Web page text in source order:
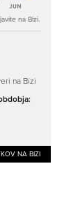
na Bizi.
na Bizi
NA BIZI